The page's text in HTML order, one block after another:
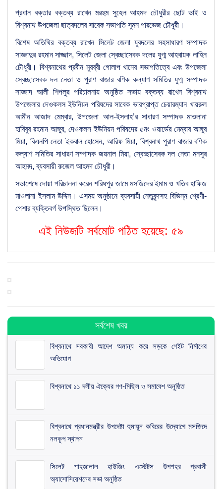
প্রধান বক্তার বক্তব্য রাখেন মরহুম সুহেল আহমদ চৌধুরীর ছোট ভাই ও
বিশ্বনাথ উপজেলা ছাত্রদলের সাবেক সভাপতি সুমন পারভেজ চৌধুরী।
বিশেষ অতিথির বক্তব্য রাখেন সিলেট জেলা যুবদলের সহসাধারণ সম্পাদক
সাজ্জাদুর রহমান সাজ্জাদ, সিলেট জেলা স্বেচ্ছাসেবক দলের যুগ্ম আহবায়ক লাহিন
চৌধুরী। বিশ্বনাথের প্রবীন মুরব্বী গোলাপ খানের সভাপতিত্বে এবং উপজেলা
স্বেচ্ছাসেবক দল নেতা ও পুরাণ বাজার বণিক কল্যাণ সমিতির যুগ্ম সম্পাদক
সাজ্জাদ আলী শিপলুর পরিচালনায় অনুষ্ঠিত সভায় বক্তব্য রাখেন বিশ্বনাথ
উপজেলার দেওকলস ইউনিয়ন পরিষদের সাবেক ভারপ্রাপ্ত চেয়ারম্যান খায়রুল
আমীন আজাদ মেম্বার, উপজেলা আল-ইসলাহ’র সাধারণ সম্পাদক মাওলানা
হাবিবুর রহমান আঙ্গুর, দেওকলস ইউনিয়ন পরিষদের ৫নং ওয়ার্ডের মেম্বার আঙ্গুর
মিয়া, বিএনপি নেতা ইকবাল হোসেন, আরিফ মিয়া, বিশ্বনাথ পুরাণ বাজার বণিক
কল্যাণ সমিতির সাধারণ সম্পাদক জয়নাল মিয়া, স্বেচ্ছাসেবক দল নেতা মনসুর
আহমদ, ব্যবসায়ী রুজেল আহমদ চৌধুরী।
সভাশেষে দোয়া পরিচালনা করেন শরিষপুর জামে মসজিদের ইমাম ও খতিব হাফিজ
মাওলানা ইসলাম উদ্দিন। এসময় অনুষ্ঠানে ব্যবসায়ী নেতৃবৃন্দসহ বিভিন্ন শ্রেণী-
পেশার ব্যক্তিবর্গ উপস্থিত ছিলেন।
এই নিউজটি সর্বমোট পঠিত হয়েছে: ৫৯
সর্বশেষ খবর
বিশ্বনাথে সরকারী আদেশ অমান্য করে সড়কে গেইট নির্মাণের
অভিযোগ
বিশ্বনাথে ১১ দলীয় ঐক্যের গণ-মিছিল ও সমাবেশ অনুষ্ঠিত
বিশ্বনাথে প্রধানমন্ত্রীর উপদেষ্টা হুমায়ূন কবিরের উদ্যোগে মসজিদে
নলকূপ স্থাপন
সিলেট শাহজালাল হাউজিং এস্টেটস উপশহর প্রবাসী
অ্যাসোসিয়েশনের সভা অনুষ্ঠিত